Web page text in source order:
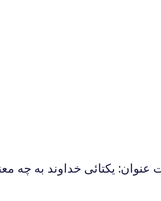
عنوان: يكتائى خداوند به چه